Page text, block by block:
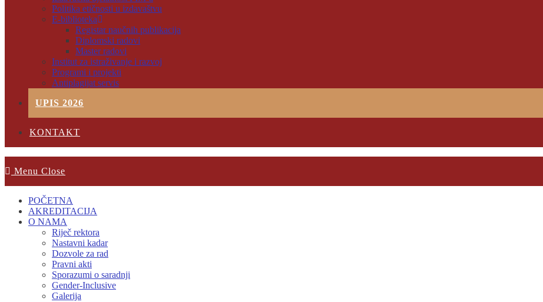
Politika etičnosti u izdavaštvu
E-biblioteka
Registar naučnih publikacija
Diplomski radovi
Master radovi
Institut za istraživanje i razvoj
Programi i projekti
Antiplagijat servis
UPIS 2026
KONTAKT
Menu Close
POČETNA
AKREDITACIJA
O NAMA
Riječ rektora
Nastavni kadar
Dozvole za rad
Pravni akti
Sporazumi o saradnji
Gender-Inclusive
Galerija